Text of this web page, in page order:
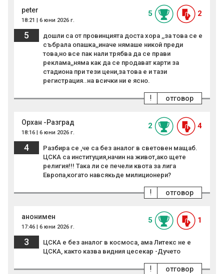
peter
18:21 | 6 юни 2026 г.
5 2
5
дошли са от провинцията доста хора ,,за това се е
събрала опашка,,иначе нямаше никой преди
това,но все пак нали трябва да се прави
реклама,,няма как да се продават карти за
стадиона при тези цени,за това е и тази
регистрация..на всички ни е ясно.
отговор
!
Орхан -Разград
18:16 | 6 юни 2026 г.
2 4
4
Разбира се ,че са без аналог в световен мащаб.
ЦСКА са институция,начин на живот,ако щете
религия!!! Така ли се печели квота за лига
Европа,когато навсякьде милиционери?
отговор
!
анонимен
17:46 | 6 юни 2026 г.
5 1
3
ЦСКА е без аналог в космоса, ама Литекс не е
ЦСКА, както казва видния цесекар -Дучето
отговор
!